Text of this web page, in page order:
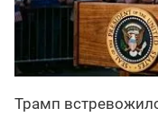
Трамп